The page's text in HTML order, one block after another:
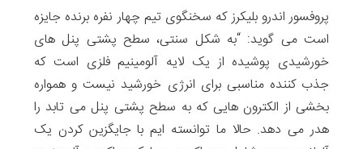
پروفسور اندرو بلیکرز که سخنگوی تیم چهار نفره برنده جایزه
است می گوید: “به شکل سنتی، سطح پشتی پنل های
خورشیدی پوشیده از یک لایه آلومینیم فلزی است که
جذب کننده مناسبی برای انرژی خورشید نیست و همواره
بخشی از الکترون هایی که به سطح پشتی پنل می تابد را
هدر می دهد. حالا ما توانسته ایم با جایگزین کردن یک